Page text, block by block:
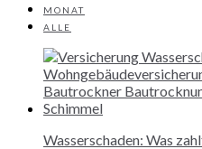
MONAT
ALLE
Wasserschaden: Was